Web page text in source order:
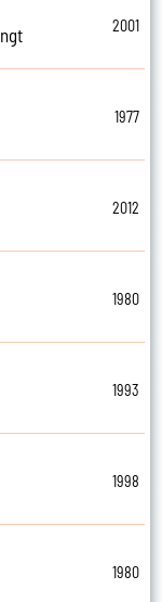
2001
1977
2012
1980
1993
1998
1980